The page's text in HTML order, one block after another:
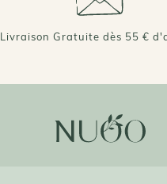
Livraison Gratuite dès 55 €